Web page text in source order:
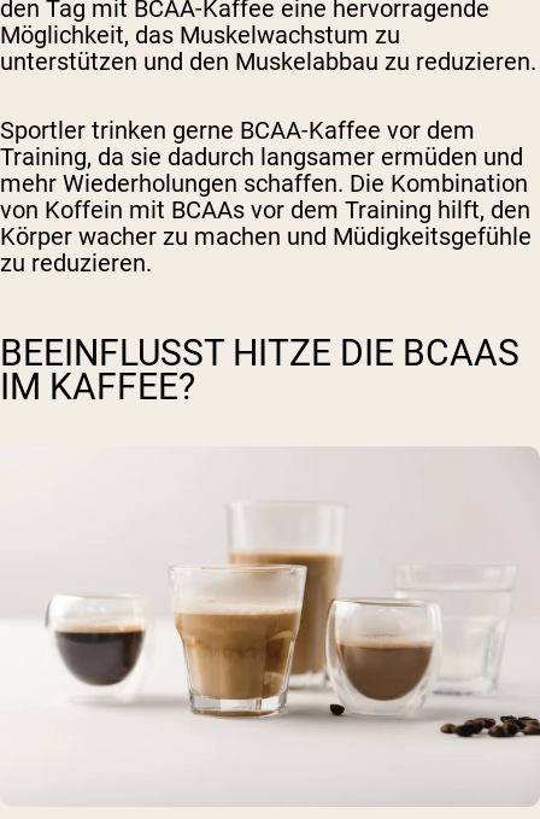
den Tag mit BCAA-Kaffee eine hervorragende
Möglichkeit, das Muskelwachstum zu
unterstützen und den Muskelabbau zu reduzieren.
Sportler trinken gerne BCAA-Kaffee vor dem
Training, da sie dadurch langsamer ermüden und
mehr Wiederholungen schaffen. Die Kombination
von Koffein mit BCAAs vor dem Training hilft, den
Körper wacher zu machen und Müdigkeitsgefühle
zu reduzieren.
BEEINFLUSST HITZE DIE BCAAS
IM KAFFEE?